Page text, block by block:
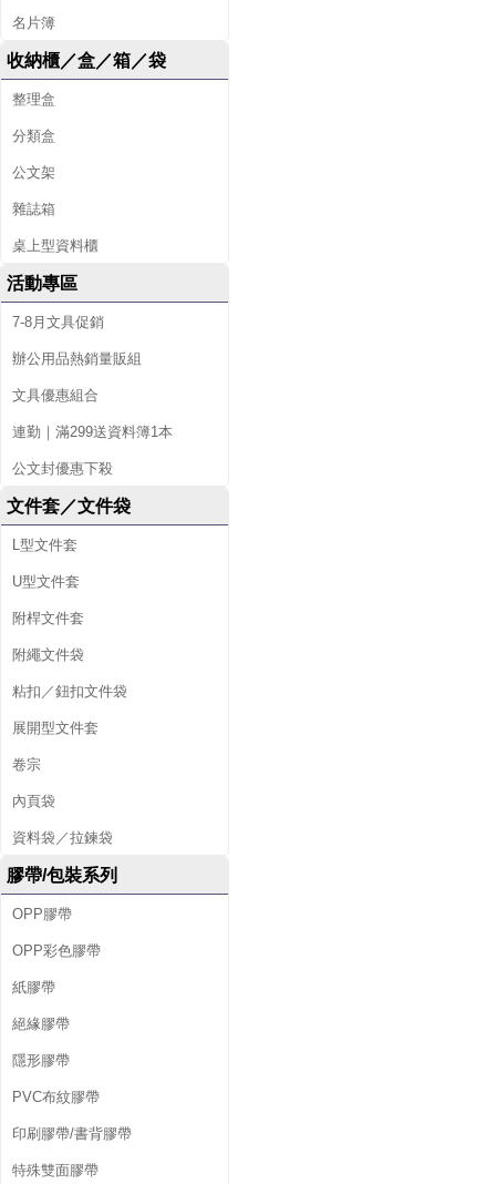
名片簿
收納櫃／盒／箱／袋
整理盒
分類盒
公文架
雜誌箱
桌上型資料櫃
活動專區
7-8月文具促銷
辦公用品熱銷量販組
文具優惠組合
連勤｜滿299送資料簿1本
公文封優惠下殺
文件套／文件袋
L型文件套
U型文件套
附桿文件套
附繩文件袋
粘扣／鈕扣文件袋
展開型文件套
卷宗
內頁袋
資料袋／拉鍊袋
膠帶/包裝系列
OPP膠帶
OPP彩色膠帶
紙膠帶
絕緣膠帶
隱形膠帶
PVC布紋膠帶
印刷膠帶/書背膠帶
特殊雙面膠帶